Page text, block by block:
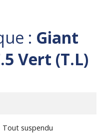
: Giant
Vert (T.L)
Tout suspendu